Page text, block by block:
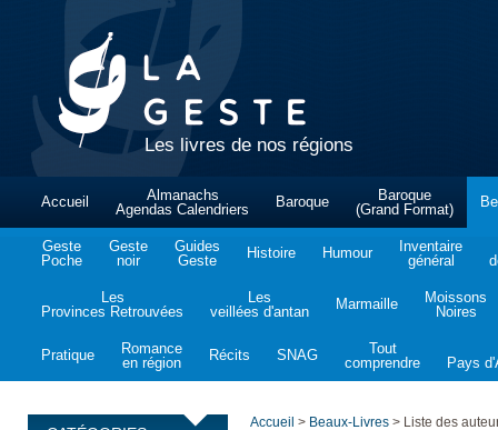
Les livres de nos régions
Accueil
Almanachs
Agendas Calendriers
Baroque
Baroque
(Grand Format)
Geste
Poche
Geste
noir
Guides
Geste
Histoire Humour
Inventaire
général
Les
Provinces Retrouvées
Les
veillées d'antan
Marmaille
Moissons
Noires
Pratique
Romance
en région
Récits SNAG
Tout
comprendre
Pays
Accueil > Beaux-Livres > Liste des